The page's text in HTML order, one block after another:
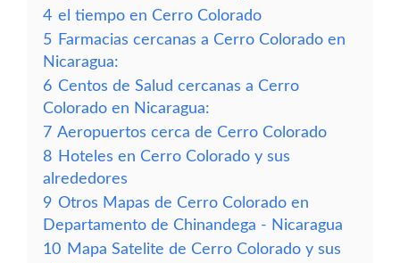
4 el tiempo en Cerro Colorado
5 Farmacias cercanas a Cerro Colorado en
Nicaragua:
6 Centos de Salud cercanas a Cerro
Colorado en Nicaragua:
7 Aeropuertos cerca de Cerro Colorado
8 Hoteles en Cerro Colorado y sus
alrededores
9 Otros Mapas de Cerro Colorado en
Departamento de Chinandega - Nicaragua
10 Mapa Satelite de Cerro Colorado y sus